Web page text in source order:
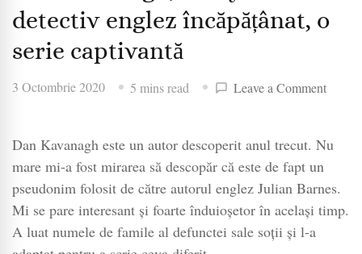
detectiv englez încăpățânat, o
serie captivantă
3 Octombrie 2020 5 mins read Leave a Commenton
Duffy
Dan Kavanagh este un autor descoperit anul trecut. Nu
mare mi-a fost mirarea să descopăr că este de fapt un
pseudonim folosit de către autorul englez Julian Barnes.
Mi se pare interesant și foarte înduioșetor în același timp.
A luat numele de famile al defunctei sale soții și l-a